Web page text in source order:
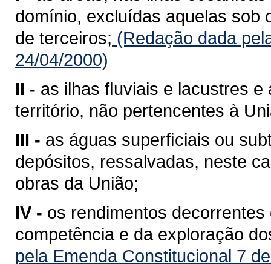
domínio, excluídas aquelas sob
de terceiros; (Redação dada
24/04/2000)
II - as ilhas ﬂuviais e lacustres
território, não pertencentes à
III - as águas superﬁciais ou
depósitos, ressalvadas, neste
obras da União;
IV - os rendimentos
competência e da exploração
pela Emenda Constitucional 7